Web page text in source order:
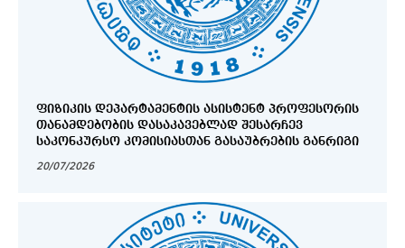
ᲤᲘᲖᲘᲙᲘᲡ ᲓᲔᲞᲐᲠᲢᲐᲛᲔᲜᲢᲘᲡ ᲐᲡᲘᲡᲢᲔᲜᲢ ᲞᲠᲝᲤᲔᲡᲝᲠᲘᲡ
ᲗᲐᲜᲐᲛᲓᲔᲑᲝᲑᲘᲡ ᲓᲐᲡᲐᲙᲐᲕᲔᲑᲚᲐᲓ ᲨᲔᲡᲐᲠᲩᲔᲕ
ᲡᲐᲙᲝᲜᲙᲣᲠᲡᲝ ᲙᲝᲛᲘᲡᲘᲐᲡᲗᲐᲜ ᲒᲐᲡᲐᲣᲑᲠᲔᲑᲘᲡ ᲒᲐᲜᲠᲘᲒᲘ
20/07/2026